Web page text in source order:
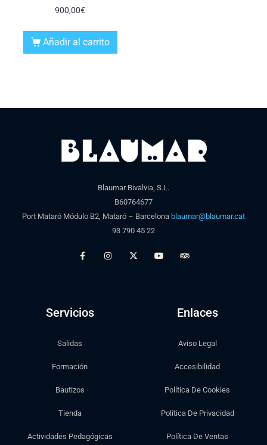
900,00€
Añadir al carrito
Blaumar Bivalvia, S.L.
B60764677
Port Mataró Módulo B2, Mataró – Barcelona blaumar@blaumar.cat
93 790 45 22
Servicios
Salidas
Formación
Bautizos
Tienda
Actividades Pedagógicas
Enlaces
Aviso Legal
Accesibilidad
Política De Cookies
Política De Privacidad
Política De Ventas